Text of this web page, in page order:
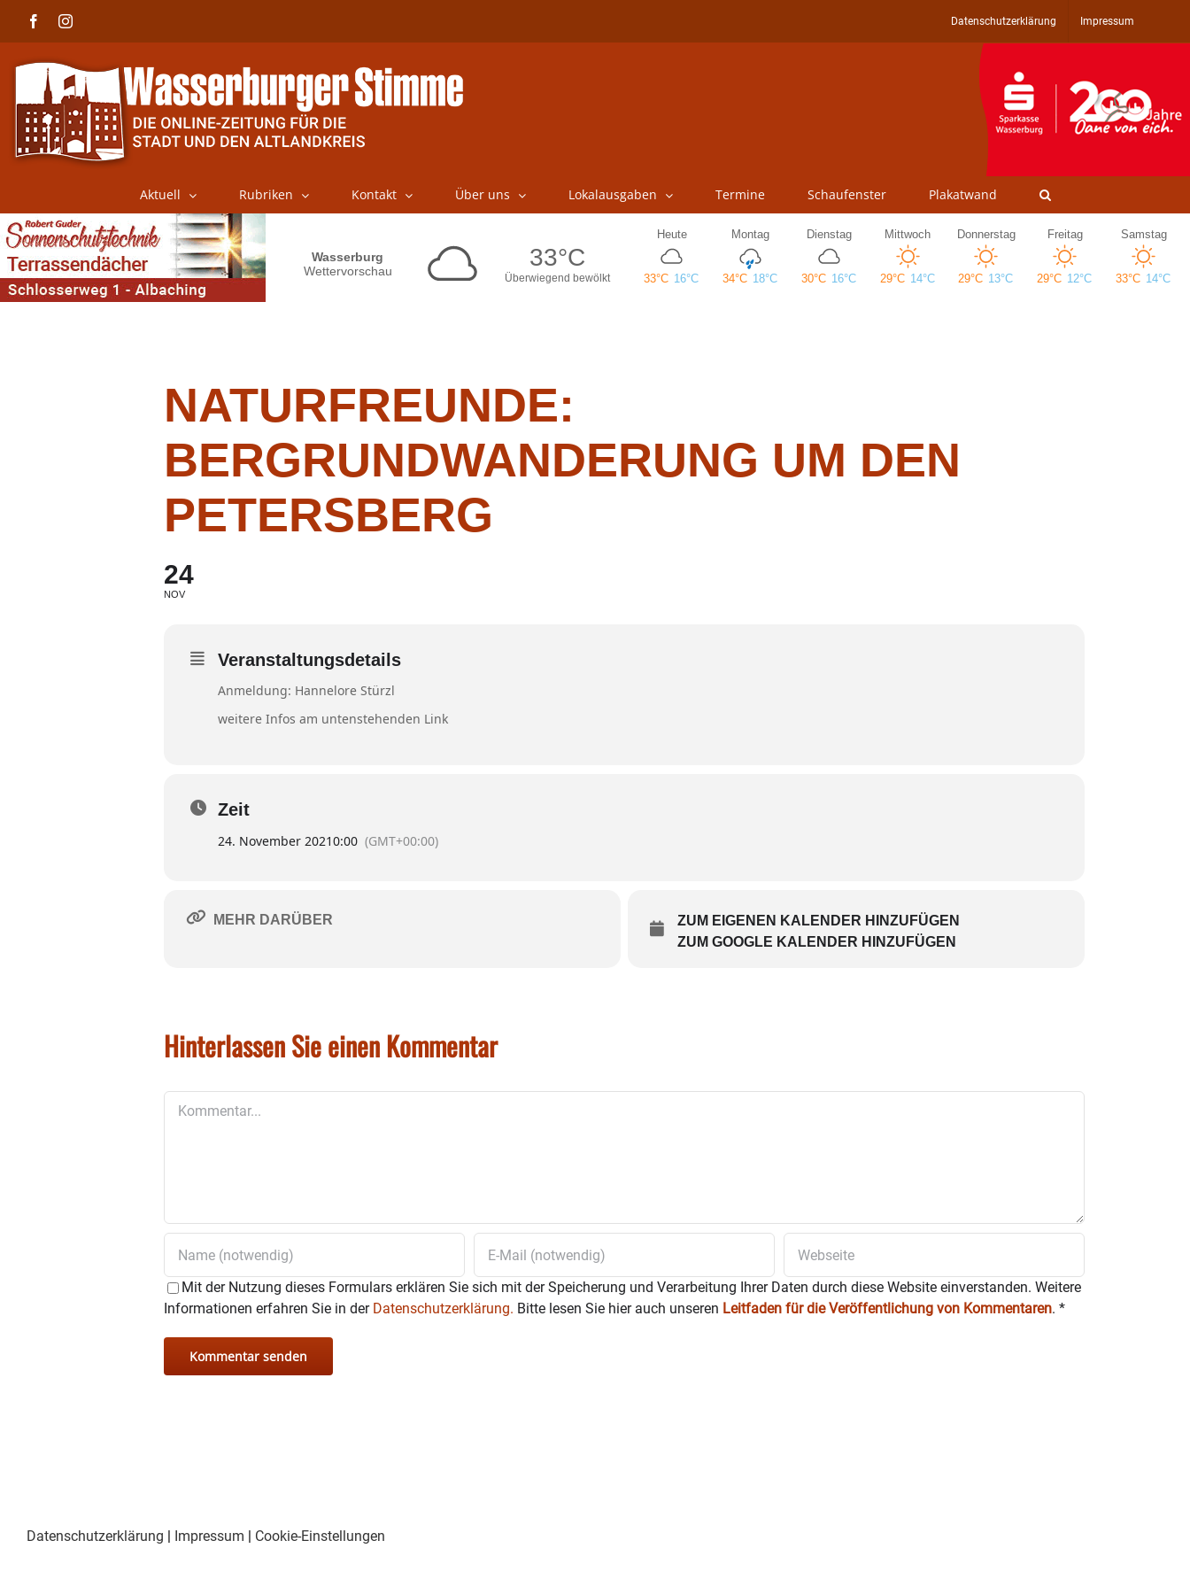
FacebookInstagram Datenschutzerklärung Impressum
Aktuell Rubriken Kontakt Über uns Lokalausgaben Termine Schaufenster Plakatwand
NATURFREUNDE:
BERGRUNDWANDERUNG UM DEN
PETERSBERG
24
NOV
Veranstaltungsdetails
Anmeldung: Hannelore Stürzl
weitere Infos am untenstehenden Link
Zeit
24. November 20210:00 (GMT+00:00)
MEHR DARÜBER
ZUM EIGENEN KALENDER HINZUFÜGEN
ZUM GOOGLE KALENDER HINZUFÜGEN
Hinterlassen Sie einen Kommentar
Mit der Nutzung dieses Formulars erklären Sie sich mit der Speicherung und Verarbeitung Ihrer Daten durch diese Website einverstanden. Weitere
Informationen erfahren Sie in der Datenschutzerklärung. Bitte lesen Sie hier auch unseren Leitfaden für die Veröffentlichung von Kommentaren. *
Datenschutzerklärung | Impressum | Cookie-Einstellungen